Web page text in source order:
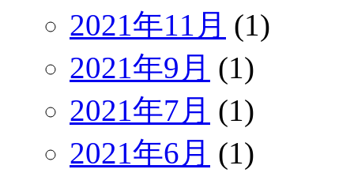
2021年11月 (1)
2021年9月 (1)
2021年7月 (1)
2021年6月 (1)